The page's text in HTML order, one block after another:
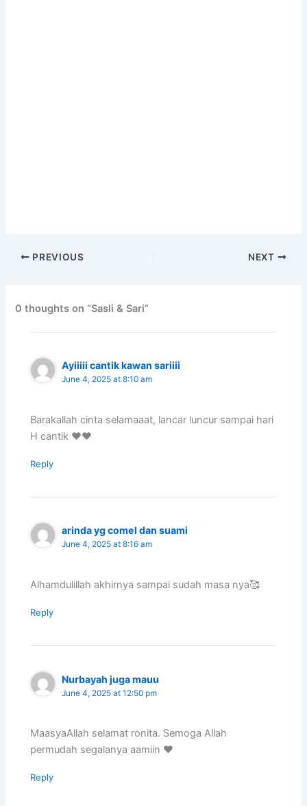
PREVIOUS NEXT
0 thoughts on “Sasli & Sari”
Ayiiiii cantik kawan sariiii
June 4, 2025 at 8:10 am
Barakallah cinta selamaaat, lancar luncur sampai hari
H cantik ❤️❤️
Reply
arinda yg comel dan suami
June 4, 2025 at 8:16 am
Alhamdulillah akhirnya sampai sudah masa nya🥰
Reply
Nurbayah juga mauu
June 4, 2025 at 12:50 pm
MaasyaAllah selamat ronita. Semoga Allah
permudah segalanya aamiin ❤️
Reply